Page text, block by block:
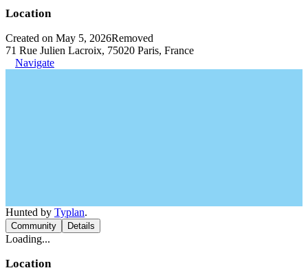
Location
Created on May 5, 2026Removed
71 Rue Julien Lacroix, 75020 Paris, France
Navigate
Hunted by Typlan.
Community Details
Loading...
Location